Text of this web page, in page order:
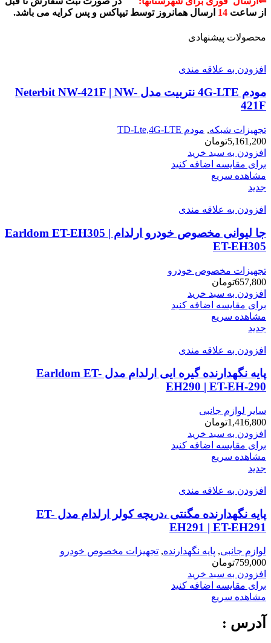
از ساعت 14 ارسال همانروز توسط تیپاکس و پس کرایه می باشد.
محصولات پیشنهادی
افزودن به علاقه مندی
مودم 4G-LTE نتربیت مدل Neterbit NW-421F | NW-
421F
تجهیزات شبکه, مودم TD-Lte,4G-LTE
5,161,200تومان
افزودن به سبد خرید
برای مقایسه اضافه کنید
مشاهده سریع
جدید
افزودن به علاقه مندی
جا لیوانی مخصوص خودرو ارلدام Earldom ET-EH305 |
ET-EH305
تجهیزات مخصوص خودرو
657,800تومان
افزودن به سبد خرید
برای مقایسه اضافه کنید
مشاهده سریع
جدید
افزودن به علاقه مندی
پایه نگهدارنده گیره ایی ارلدام مدل Earldom ET-
EH290 | ET-EH-290
سایر لوازم جانبی
1,416,800تومان
افزودن به سبد خرید
برای مقایسه اضافه کنید
مشاهده سریع
جدید
افزودن به علاقه مندی
پایه نگهدارنده مگنتی ،دریچه کولر ارلدام مدل ET-
EH291 | ET-EH291
لوازم جانبی, پایه نگهدارنده, تجهیزات مخصوص خودرو
759,000تومان
افزودن به سبد خرید
برای مقایسه اضافه کنید
مشاهده سریع
آدرس :